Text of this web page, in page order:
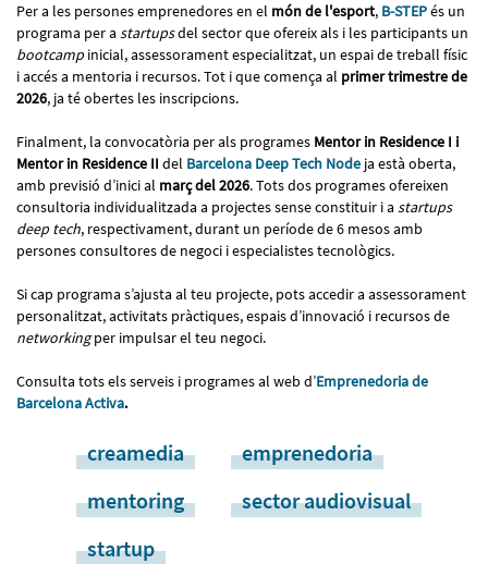
Per a les persones emprenedores en el món de l'esport, B-STEPés un
programa per a startupsdel sector que ofereix als i les participants un
bootcampinicial, assessorament especialitzat, un espai de treball físic
i accés a mentoria i recursos. Tot i que comença al primer trimestre de
2026, ja té obertes les inscripcions.
Finalment, la convocatòria per als programes Mentor in Residence I i
Mentor in Residence II del Barcelona Deep Tech Node ja està oberta,
amb previsió d’inici al març del 2026. Tots dos programes ofereixen
consultoria individualitzada a projectes sense constituir i a startups
deep tech, respectivament, durant un període de 6 mesos amb
persones consultores de negoci i especialistes tecnològics.
Si cap programa s’ajusta al teu projecte, pots accedir a assessorament
personalitzat, activitats pràctiques, espais d’innovació i recursos de
networkingper impulsar el teu negoci.
Consulta tots els serveis i programes al web d’Emprenedoria de
Barcelona Activa.
creamedia
emprenedoria
mentoring
sector audiovisual
startup